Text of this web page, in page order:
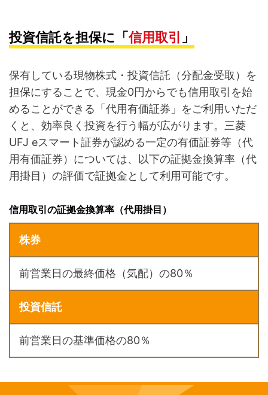
投資信託を担保に「信用取引 」
保有している現物株式・投資信託（分配金受取）を
担保にすることで、現金0円からでも信用取引を始
めることができる「代用有価証券」をご利用いただ
くと、効率良く投資を行う幅が広がります。三菱
UFJ eスマート証券が認める一定の有価証券等（代
用有価証券）については、以下の証拠金換算率（代
用掛目）の評価で証拠金として利用可能です。
信用取引の証拠金換算率（代用掛目）
株券
前営業日の最終価格（気配）の80％
投資信託
前営業日の基準価格の80％